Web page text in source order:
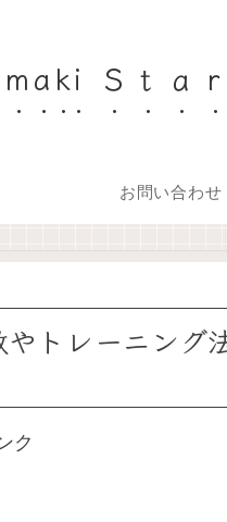
maki Ｓｔａ
お問い合わせ
トレーニング
ク